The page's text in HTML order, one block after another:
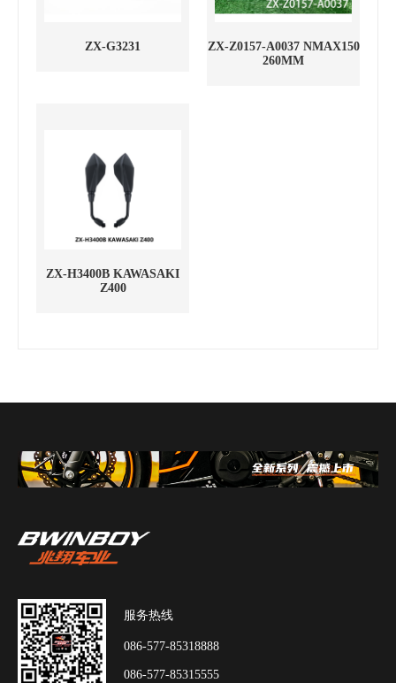
ZX-G3231
ZX-Z0157-A0037 NMAX150
260MM
ZX-H3400B KAWASAKI
Z400
服务热线
086-577-85318888
086-577-85315555